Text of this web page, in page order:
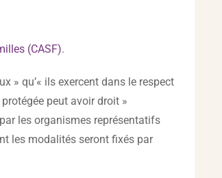
(CASF).
» qu’« ils exercent dans le respect
peut avoir droit »
les organismes représentatifs
les modalités seront fixés par